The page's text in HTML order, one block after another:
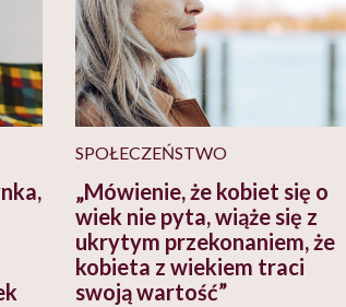
SPOŁECZEŃSTWO
„Mówienie, że kobiet się o
wiek nie pyta, wiąże się z
ukrytym przekonaniem, że
kobieta z wiekiem traci
swoją wartość”